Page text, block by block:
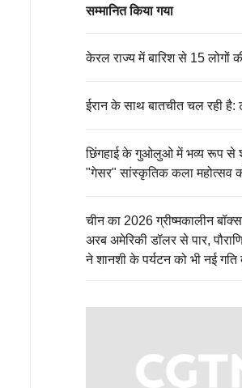
सम्मानित किया गया
केरल राज्य में बारिश से 15 लोगों
ईरान के साथ बातचीत चल रही है:
छिंगहाई के गुओलुओ में भव्य रूप से
"गेसर" सांस्कृतिक कला महोत्सव
चीन का 2026 ग्रीष्मकालीन
अरब अमेरिकी डॉलर से पार,
ने शानशी के पर्यटन को भी नई गति